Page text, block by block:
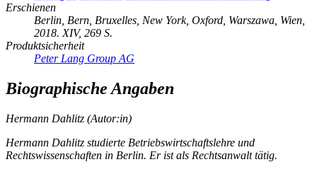
Erschienen
Berlin, Bern, Bruxelles, New York, Oxford, Warszawa, Wien,
2018. XIV, 269 S.
Produktsicherheit
Peter Lang Group AG
Biographische Angaben
Hermann Dahlitz (Autor:in)
Hermann Dahlitz studierte Betriebswirtschaftslehre und
Rechtswissenschaften in Berlin. Er ist als Rechtsanwalt tätig.